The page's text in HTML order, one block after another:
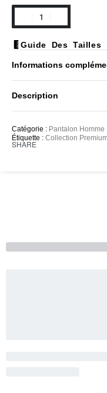
Guide Des Tailles
Informations
Description
Catégorie : Pantalon Homme
Étiquette : Collection
SHARE